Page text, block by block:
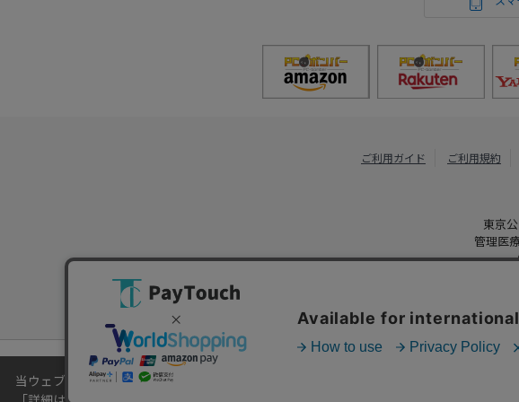
ご利用ガイド ご利用規約
東京
管理医
当ウェブサイトでは、お客様により良いサービスをご提供するため、クッキーを利用し